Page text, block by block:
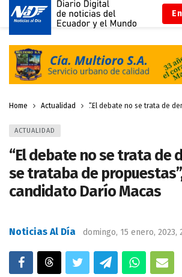
Home Actualidad “El debate no se trata de
ACTUALIDAD
“El debate no se trata de
se trataba de
candidato Darío Macas
Noticias Al Día domingo, 15 enero, 2023,